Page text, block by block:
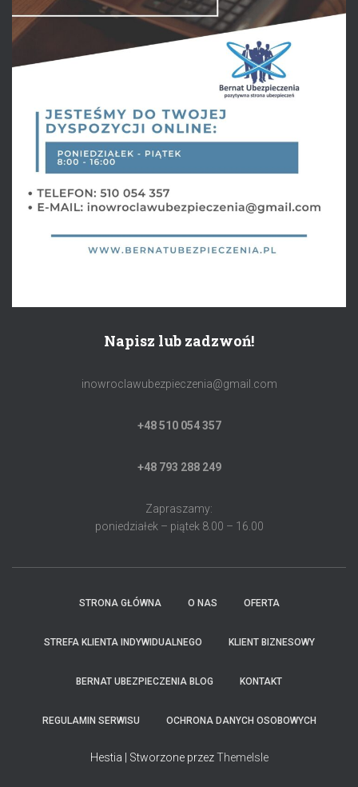
Napisz lub zadzwoń!
inowroclawubezpieczenia@gmail.com
+48 510 054 357
+48 793 288 249
Zapraszamy:
poniedziałek – piątek 8.00 – 16.00
STRONA GŁÓWNA O NAS OFERTA
STREFA KLIENTA INDYWIDUALNEGO KLIENT BIZNESOWY
BERNAT UBEZPIECZENIA BLOG KONTAKT
REGULAMIN SERWISU OCHRONA DANYCH OSOBOWYCH
Hestia | Stworzone przezThemeIsle